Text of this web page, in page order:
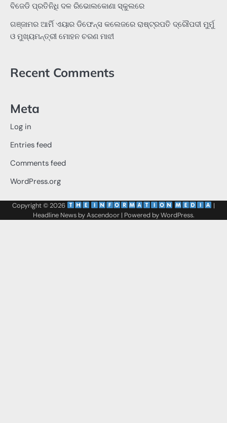
ବିଜେଡି ପ୍ରତିନିଧି ଦଳ ରିଭୋଲକୋଣା ସ୍କୁଲରେ
ଗଞ୍ଜାମର ଆର୍ମି ଏୟାର ଡିଫେନ୍ସ କଲେଜରେ ରାଷ୍ଟ୍ରପତି ଦ୍ରୌପଦୀ ମୁର୍ମୁ
ଓ ମୁଖ୍ୟମନ୍ତ୍ରୀ ମୋହନ ଚରଣ ମାଝୀ
Recent Comments
Meta
Log in
Entries feed
Comments feed
WordPress.org
Copyright © 2026
|
Headline News byAscendoor| Powered byWordPress.